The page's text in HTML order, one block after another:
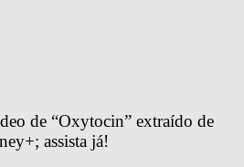
de “Oxytocin” extraído de
assista já!